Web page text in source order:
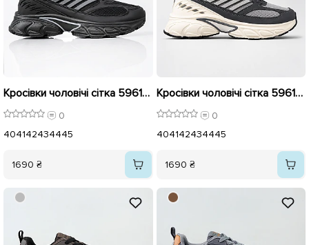
Кросівки чоловічі сітка 596181 Чорні
0
404142434445
1690 ₴
Кросівки чоловічі сітка 596182 Сірі
0
404142434445
1690 ₴